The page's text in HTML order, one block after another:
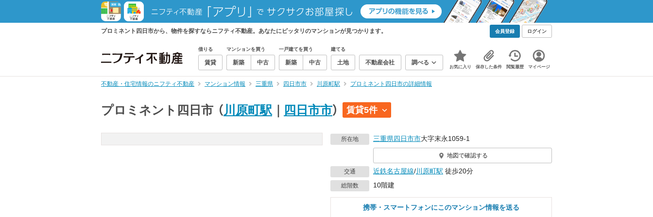
プロミネント四日市から、物件を探すならニフティ不動産。あなたにピッタリのマンションが見つかります。 会員登録 ログイン
借りる
賃貸
マンションを買う
新築 中古
一戸建てを買う
新築 中古
建てる
土地 不動産会社 調べる
お気に入り 保存した条件 閲覧履歴 マイページ
不動産・住宅情報のニフティ不動産 マンション情報 三重県 四日市市 川原町駅 プロミネント四日市の詳細情報
プロミネント四日市 （川原町駅 四日市市） 賃貸5件
所在地 三重県四日市市大字末永1059‐1
地図で確認する
交通 近鉄名古屋線/川原町駅 徒歩20分
総階数 10階建
携帯・スマートフォンにこのマンション情報を送る